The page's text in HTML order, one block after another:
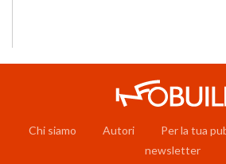
Chi siamo Autori Per la tua
newsletter